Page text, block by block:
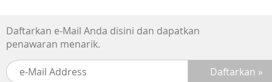
Isi Paket Penjualan:
Pulse massager kit, longpad, carrier bag, kabel elektroda,
AAA x 2 battery, buku manual, kartu garansi
Daftarkan e-Mail Anda disini dan dapatkan
penawaran menarik.